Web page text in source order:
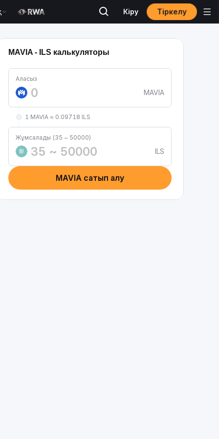
Кіру Тіркелу
MAVIA - ILS калькуляторы
Аласыз
MAVIA
1 MAVIA ≈ 0.09718 ILS
Жұмсалады (35 ~ 50000)
₪
ILS
MAVIA сатып алу